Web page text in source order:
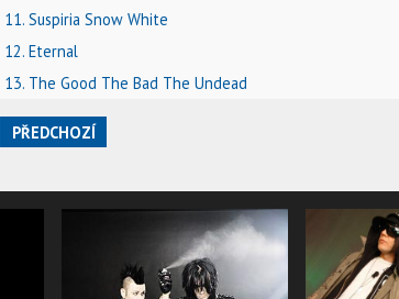
11. Suspiria Snow White
12. Eternal
13. The Good The Bad The Undead
PŘEDCHOZÍ